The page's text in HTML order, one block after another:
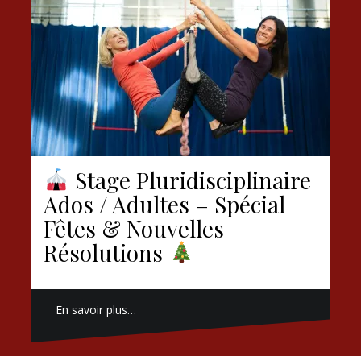
Stage Pluridisciplinaire
Ados / Adultes – Spécial
Fêtes & Nouvelles
Résolutions
En savoir plus…